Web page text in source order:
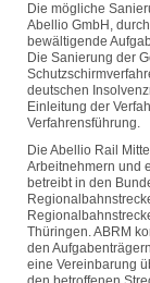
Die mögliche
Abellio GmbH,
bewältigende
Die Sanierung der
deutschen
Einleitung der
Verfahrensführung.
Die Abellio Rail
Arbeitnehmern und
betreibt in den
Thüringen. ABRM
den
eine Vereinbarung